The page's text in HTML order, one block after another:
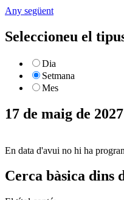
Any següent
Seleccioneu el
Dia
Setmana
Mes
17 de maig de
En data d'avui no hi ha
Cerca bàsica dins